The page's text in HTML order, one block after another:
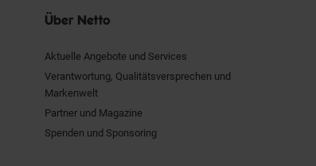
Über Netto
Aktuelle Angebote und Services
Verantwortung, Qualitätsversprechen und
Markenwelt
Partner und Magazine
Spenden und Sponsoring